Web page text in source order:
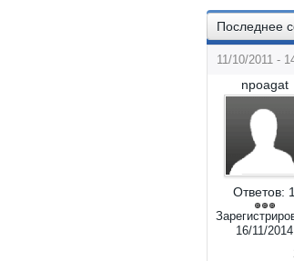
Последнее
11/10/2011 -
npoagat
Ответов: 1
16/11/2014